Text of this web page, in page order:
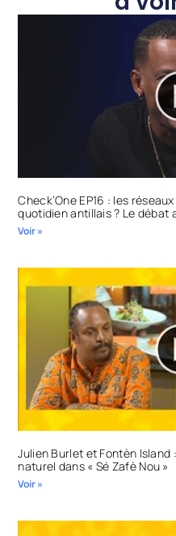
Check’One EP16 : les
quotidien antillais ? Le débat
Voir »
Julien Burlet et Fontèn
naturel dans « Sé Zafè Nou »
Voir »